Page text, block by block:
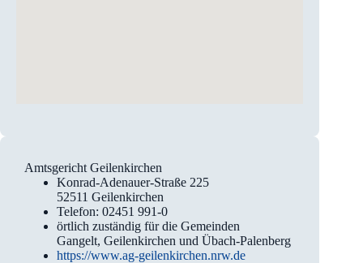
Amtsgericht Geilenkirchen
Konrad-Adenauer-Straße 225
52511 Geilenkirchen
Telefon: 02451 991-0
örtlich zuständig für die Gemeinden
Gangelt, Geilenkirchen und Übach-Palenberg
https://www.ag-geilenkirchen.nrw.de